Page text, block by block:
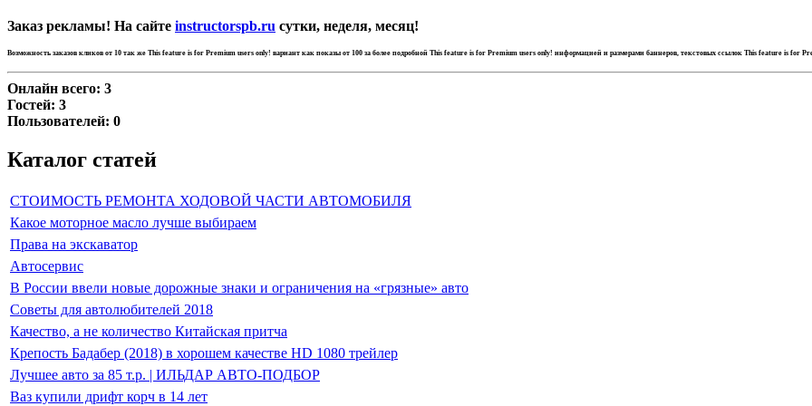
Заказ рекламы! На сайте instructorspb.ru сутки, неделя, месяц!
Возможность заказов кликов от 10 так же This feature is for Premium users only! вариант как показы от 100 за более подробной This feature is for Premium users only! информацией и размерами баннеров, текстовых ссылок This feature is for
Онлайн всего: 3
Гостей: 3
Пользователей: 0
Каталог статей
СТОИМОСТЬ РЕМОНТА ХОДОВОЙ ЧАСТИ АВТОМОБИЛЯ
Какое моторное масло лучше выбираем
Права на экскаватор
Автосервис
В России ввели новые дорожные знаки и ограничения на «грязные» авто
Советы для автолюбителей 2018
Качество, а не количество Китайская притча
Крепость Бадабер (2018) в хорошем качестве HD 1080 трейлер
Лучшее авто за 85 т.р. | ИЛЬДАР АВТО-ПОДБОР
Ваз купили дрифт корч в 14 лет